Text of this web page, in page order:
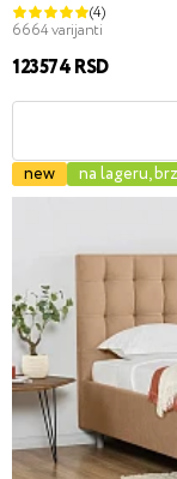
(4)
6664 varijanti
123574 RSD
new na lageru,